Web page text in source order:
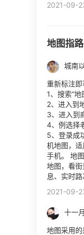
2021-09-
地图指
城南
重新标注
1、搜索“地
2、进入到
3、进入到
4、例选择
5、登录成
机地图，
手机。 地
地图，看
息、实时
2021-09-
十一
地图采用